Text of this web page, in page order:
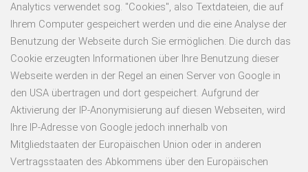
Analytics verwendet sog. "Cookies", also Textdateien, die auf
Ihrem Computer gespeichert werden und die eine Analyse der
Benutzung der Webseite durch Sie ermöglichen. Die durch das
Cookie erzeugten Informationen über Ihre Benutzung dieser
Webseite werden in der Regel an einen Server von Google in
den USA übertragen und dort gespeichert. Aufgrund der
Aktivierung der IP-Anonymisierung auf diesen Webseiten, wird
Ihre IP-Adresse von Google jedoch innerhalb von
Mitgliedstaaten der Europäischen Union oder in anderen
Vertragsstaaten des Abkommens über den Europäischen